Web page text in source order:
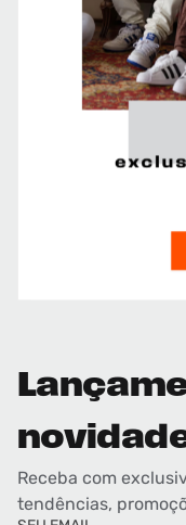
Receba com
tendências,